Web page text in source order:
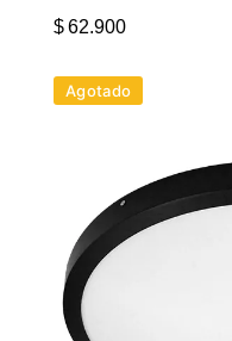
$62.900
Agotado